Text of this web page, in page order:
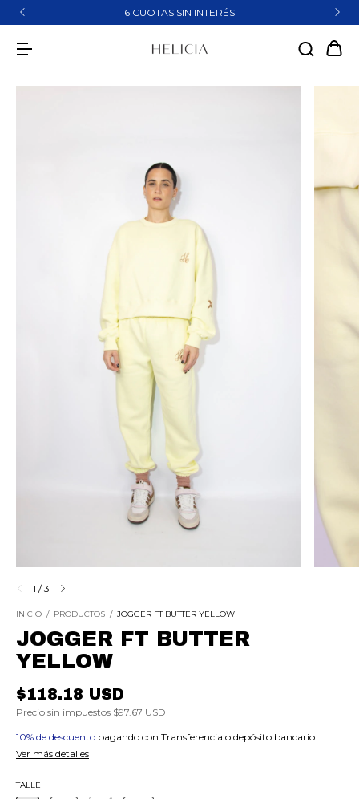
6 CUOTAS SIN INTERÉS
1 /3
INICIO / PRODUCTOS / JOGGER FT BUTTER YELLOW
JOGGER FT BUTTER
YELLOW
$118.18 USD
Precio sin impuestos $97.67 USD
10% de descuento pagando con Transferencia o depósito bancario
Ver más detalles
TALLE